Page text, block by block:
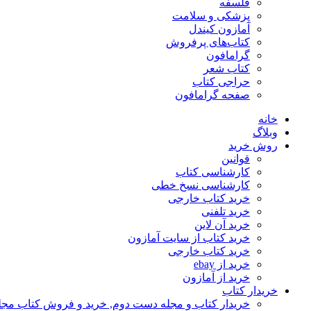
فلسفه
پزشکی و سلامت
آمازون کیندل
کتاب‌های پرفروش
گرامافون
کتاب شعر
حراجی کتاب
صفحه گرامافون
خانه
وبلاگ
روش خرید
قوانین
کارشناسی کتاب
کارشناسی نسخ خطی
خرید کتاب خارجی
خرید تلفنی
خرید آن لاین
خرید کتاب از سایت آمازون
خرید کتاب خارجی
خرید از ebay
خرید از آمازون
خریدار کتاب
خریدار کتاب و مجله دست دوم, خرید و فروش کتاب